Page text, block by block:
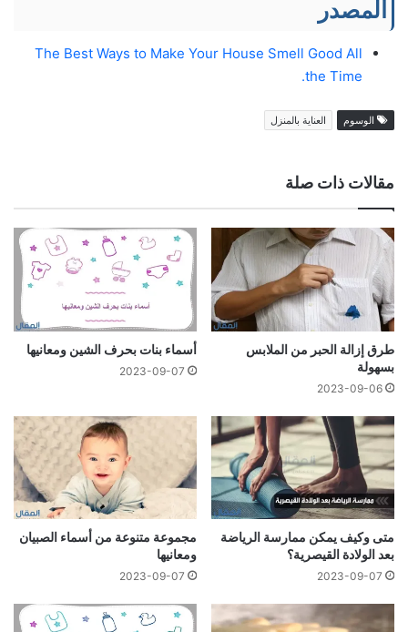
المصدر
The Best Ways to Make Your House Smell Good All
the Time.
الوسوم العناية بالمنزل
مقالات ذات صلة
طرق إزالة الحبر من الملابس
بسهولة
2023-09-06
أسماء بنات بحرف الشين ومعانيها
2023-09-07
متى وكيف يمكن ممارسة الرياضة
بعد الولادة القيصرية؟
2023-09-07
مجموعة متنوعة من أسماء الصبيان
ومعانيها
2023-09-07